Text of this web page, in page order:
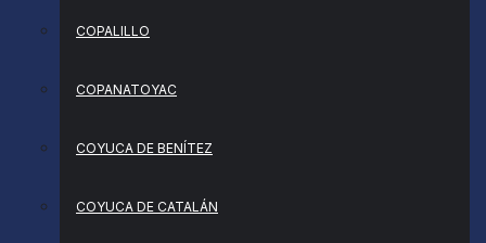
COPALILLO
COPANATOYAC
COYUCA DE BENÍTEZ
COYUCA DE CATALÁN